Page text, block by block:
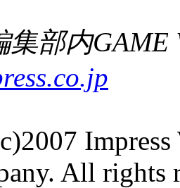
集部内GAME
Impress
All rights